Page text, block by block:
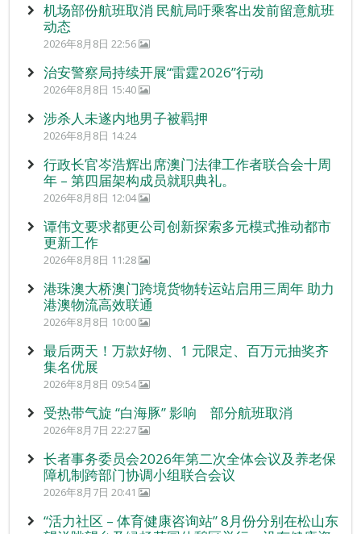
机场部份航班取消 民航局吁乘客出发前留意航班
动态
2026年8月8日 22:56
治安警察局持续开展“雷霆2026”行动
2026年8月8日 15:40
涉杀人未遂内地男子被羁押
2026年8月8日 14:24
行政长官岑浩辉出席澳门法律工作者联合会十周
年 – 第四届架构成员就职典礼。
2026年8月8日 12:04
谭伟文要求都更公司创新探索多元模式推动都市
更新工作
2026年8月8日 11:28
港珠澳大桥澳门跨境货物转运站启用三周年 助力
港澳物流高效联通
2026年8月8日 10:00
最后两天！万款好物、1 元限定、百万元抽奖齐
集名优展
2026年8月8日 09:54
受热带气旋 “白海豚” 影响 部分航班取消
2026年8月7日 22:27
长者事务委员会2026年第二次全体会议及养老保
障机制跨部门协调小组联合会议
2026年8月7日 20:41
“活力社区 – 体育健康咨询站” 8月份分别在松山东